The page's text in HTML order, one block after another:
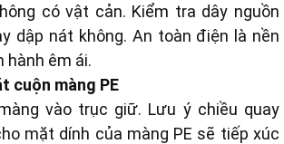
có vật cản. Kiểm tra dây nguồn
dập nát không. An toàn điện là nền
hành êm ái.
cuộn màng PE
vào trục giữ. Lưu ý chiều quay
mặt dính của màng PE sẽ tiếp xúc